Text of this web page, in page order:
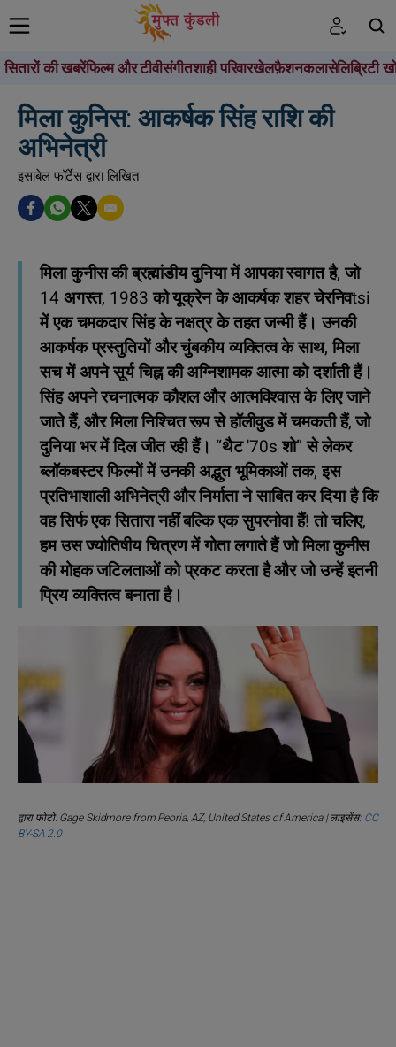
सितारों की खबरेंफिल्म और टीवीसंगीतशाही परिवारखेलफ़ैशनकलासेलिब्रिटी
खोजें
मिला कुनिस: आकर्षक सिंह राशि की
अभिनेत्री
इसाबेल फॉर्टेस द्वारा लिखित
मिला कुनीस की ब्रह्मांडीय दुनिया में आपका स्वागत है, जो
14 अगस्त, 1983 को यूक्रेन के आकर्षक शहर चेरनिवtsi
में एक चमकदार सिंह के नक्षत्र के तहत जन्मी हैं। उनकी
आकर्षक प्रस्तुतियों और चुंबकीय व्यक्तित्व के साथ, मिला
सच में अपने सूर्य चिह्न की अग्निशामक आत्मा को दर्शाती हैं।
सिंह अपने रचनात्मक कौशल और आत्मविश्वास के लिए जाने
जाते हैं, और मिला निश्चित रूप से हॉलीवुड में चमकती हैं, जो
दुनिया भर में दिल जीत रही हैं। “थैट '70s शो” से लेकर
ब्लॉकबस्टर फिल्मों में उनकी अद्भुत भूमिकाओं तक, इस
प्रतिभाशाली अभिनेत्री और निर्माता ने साबित कर दिया है कि
वह सिर्फ एक सितारा नहीं बल्कि एक सुपरनोवा हैं! तो चलिए,
हम उस ज्योतिषीय चित्रण में गोता लगाते हैं जो मिला कुनीस
की मोहक जटिलताओं को प्रकट करता है और जो उन्हें इतनी
प्रिय व्यक्तित्व बनाता है।
द्वारा फोटो: Gage Skidmore from Peoria, AZ, United States of America | लाइसेंस: CC
BY-SA 2.0